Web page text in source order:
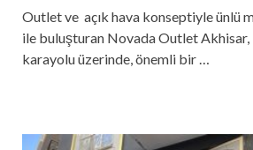
Outlet ve açık hava konseptiyle ünlü
ile buluşturan Novada Outlet
karayolu üzerinde, önemli bir …